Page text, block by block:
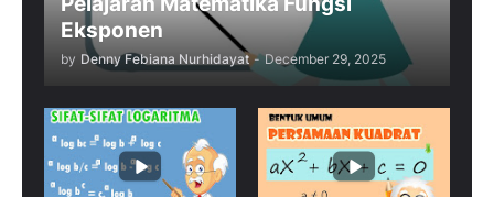
Eksponen
by Denny Febiana Nurhidayat - December 29, 2025